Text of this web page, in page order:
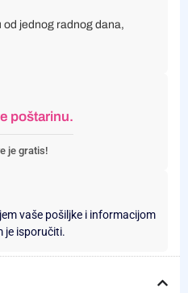
od jednog radnog dana,
poštarinu.
je gratis!
vaše pošiljke i informacijom
je isporučiti.